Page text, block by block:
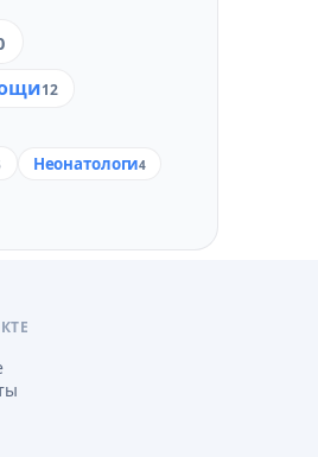
12
Неонатологи4